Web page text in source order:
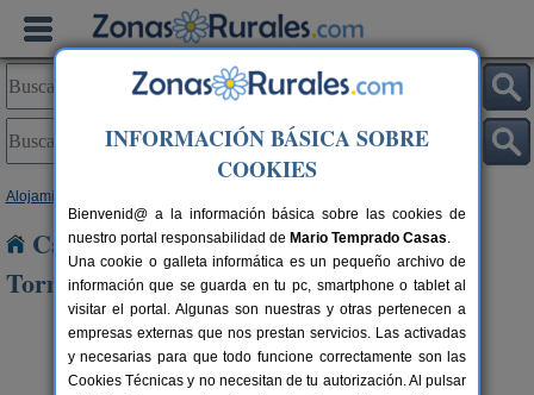
Alojamientos
Casas Rurales cerca de Santa Marta de
Tormes
INFORMACIÓN BÁSICA SOBRE
COOKIES
Bienvenid@ a la información básica sobre las cookies de
nuestro portal responsabilidad de Mario Temprado Casas.
Una cookie o galleta informática es un pequeño archivo de
información que se guarda en tu pc, smartphone o tablet al
visitar el portal. Algunas son nuestras y otras pertenecen a
empresas externas que nos prestan servicios. Las activadas
y necesarias para que todo funcione correctamente son las
Cookies Técnicas y no necesitan de tu autorización. Al pulsar